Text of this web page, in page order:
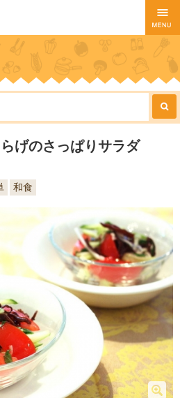
げのさっぱりサラダ
和食